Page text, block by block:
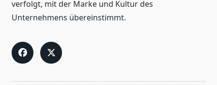
verfolgt, mit der Marke und Kultur des
Unternehmens übereinstimmt.